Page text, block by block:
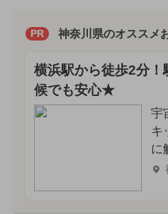
PR 神奈川県のオススメ
横浜駅から徒歩2分！
候でも安心★
宇
キ
に